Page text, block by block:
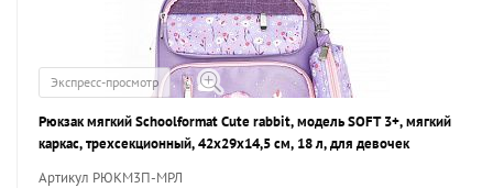
Экспресс-просмотр
Рюкзак мягкий Schoolformat Cute rabbit, модель SOFT 3+, мягкий
каркас, трехсекционный, 42х29х14,5 см, 18 л, для девочек
Артикул РЮКМ3П-МРЛ